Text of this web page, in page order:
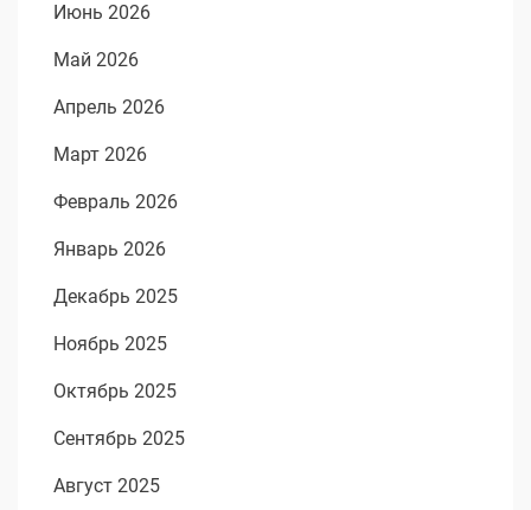
Июнь 2026
Май 2026
Апрель 2026
Март 2026
Февраль 2026
Январь 2026
Декабрь 2025
Ноябрь 2025
Октябрь 2025
Сентябрь 2025
Август 2025